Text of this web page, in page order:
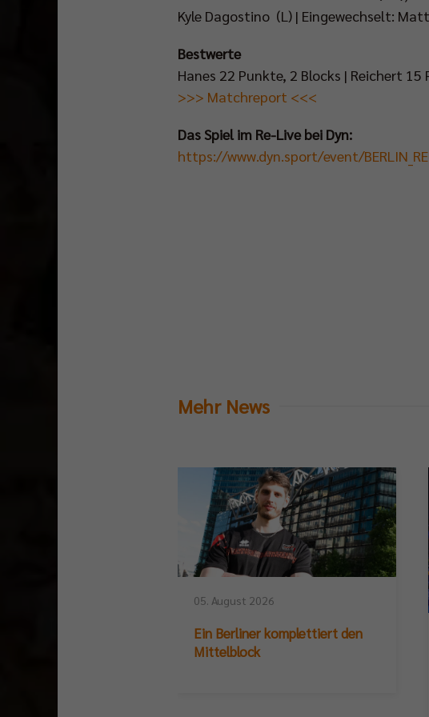
Kyle Dagostino (L) | Eingewechselt:
Bestwerte
Hanes 22 Punkte, 2 Blocks | Reichert
>>> Matchreport <<<
Das Spiel im Re-Live bei Dyn:
https://www.dyn.sport/event/
Mehr News
05. August 2026
Ein Berliner komplettiert den
Mittelblock